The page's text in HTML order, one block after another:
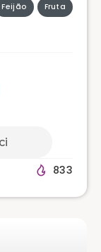
Feijão Fruta
833